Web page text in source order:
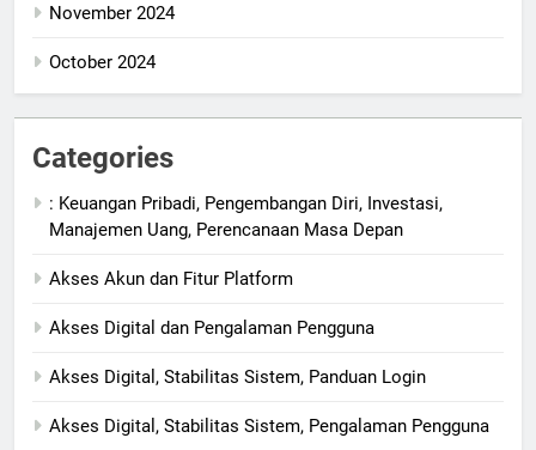
November 2024
October 2024
Categories
: Keuangan Pribadi, Pengembangan Diri, Investasi,
Manajemen Uang, Perencanaan Masa Depan
Akses Akun dan Fitur Platform
Akses Digital dan Pengalaman Pengguna
Akses Digital, Stabilitas Sistem, Panduan Login
Akses Digital, Stabilitas Sistem, Pengalaman Pengguna